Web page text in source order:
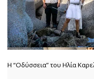
Η “Οδύσσεια” του Ηλία